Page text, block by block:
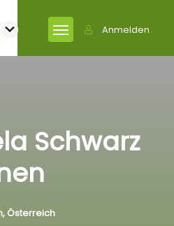
Anmelden
Schwarz
Österreich